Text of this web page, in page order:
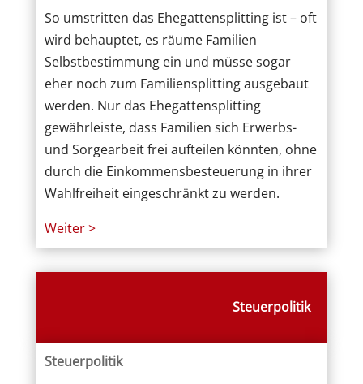
So umstritten das Ehegattensplitting ist – oft
wird behauptet, es räume Familien
Selbstbestimmung ein und müsse sogar
eher noch zum Familiensplitting ausgebaut
werden. Nur das Ehegattensplitting
gewährleiste, dass Familien sich Erwerbs-
und Sorgearbeit frei aufteilen könnten, ohne
durch die Einkommensbesteuerung in ihrer
Wahlfreiheit eingeschränkt zu werden.
Weiter >
Steuerpolitik
Steuerpolitik